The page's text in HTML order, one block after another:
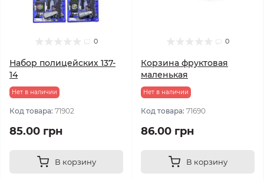
0
Набор полицейских 137-
14
Нет в наличии
Код товара: 71902
85.00 грн
В корзину
0
Корзина фруктовая
маленькая
Нет в наличии
Код товара: 71690
86.00 грн
В корзину